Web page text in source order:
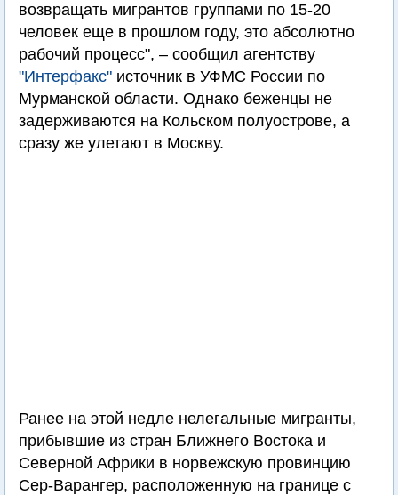
возвращать мигрантов группами по 15-20
человек еще в прошлом году, это абсолютно
рабочий процесс", – сообщил агентству
"Интерфакс" источник в УФМС России по
Мурманской области. Однако беженцы не
задерживаются на Кольском полуострове, а
сразу же улетают в Москву.
Ранее на этой недле нелегальные мигранты,
прибывшие из стран Ближнего Востока и
Северной Африки в норвежскую провинцию
Сер-Варангер, расположенную на границе с